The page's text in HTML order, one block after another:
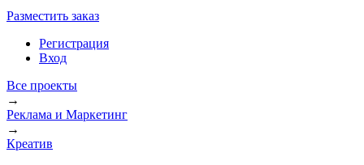
Разместить заказ
Регистрация
Вход
Все проекты
→
Реклама и Маркетинг
→
Креатив